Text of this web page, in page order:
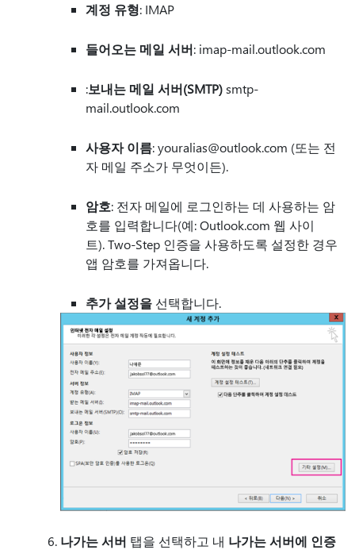
계정 유형: IMAP
들어오는 메일 서버: imap-mail.outlook.com
:보내는 메일 서버(SMTP)smtp-
mail.outlook.com
사용자 이름: youralias@outlook.com (또는 전
자 메일 주소가 무엇이든).
암호: 전자 메일에 로그인하는 데 사용하는 암
호를 입력합니다(예: Outlook.com 웹 사이
트). Two-Step 인증을 사용하도록 설정한 경우
앱 암호를 가져옵니다.
추가 설정을 선택합니다.
나가는 서버 탭을 선택하고 내 나가는 서버에 인증